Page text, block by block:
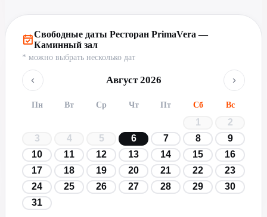
Свободные даты Ресторан PrimaVera —
Каминный зал
* можно выбрать несколько дат
‹ Август 2026 ›
Пн Вт Ср Чт Пт Сб Вс
1
2
3
4 5 6 7 8
9
10
11 12 13 14 15
16
17
18 19 20 21 22
23
24
25 26 27 28 29
30
31